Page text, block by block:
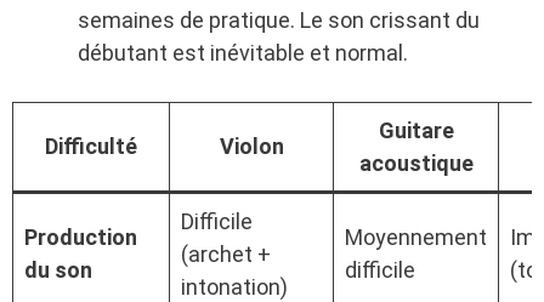
semaines de pratique. Le son crissant du
débutant est inévitable et normal.
Difficulté Violon
Guitare
acoustique
Production
du son
Difficile
(archet +
intonation)
Moyennement
difficile